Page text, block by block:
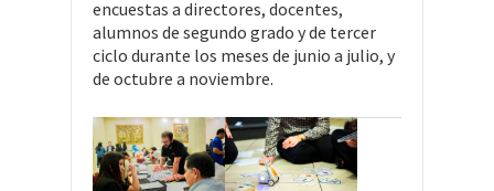
encuestas a directores, docentes,
alumnos de segundo grado y de tercer
ciclo durante los meses de junio a julio, y
de octubre a noviembre.